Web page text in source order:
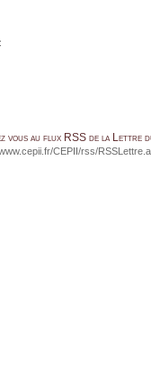
vous au flux RSS de la Lettre
CEPII/rss/